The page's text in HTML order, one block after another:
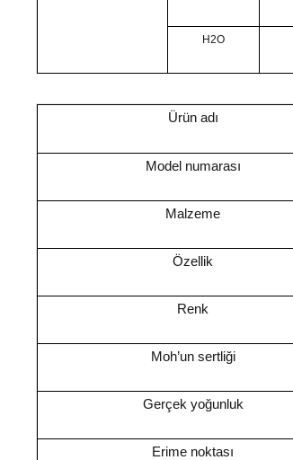
H2O
Ürün adı
Model numarası
Malzeme
Özellik
Renk
Moh’un sertliği
Gerçek yoğunluk
Erime noktası